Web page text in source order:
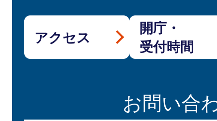
アクセス
開庁・
受付時間
お問い合